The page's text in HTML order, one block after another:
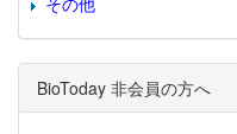
BioToday 非会員の方へ